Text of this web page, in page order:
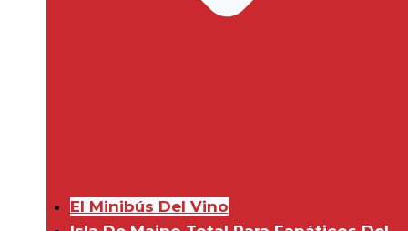
El Minibús Del Vino